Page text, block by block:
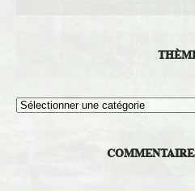
Thèmes